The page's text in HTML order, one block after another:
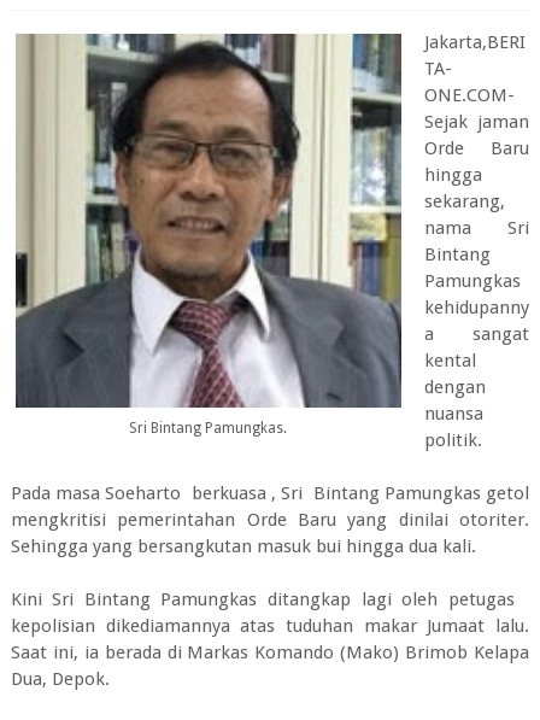
Sri Bintang Pamungkas.
Jakarta,BERI
TA-
ONE.COM-
Sejak jaman
Orde Baru
hingga
sekarang,
nama Sri
Bintang
Pamungkas
kehidupanny
a sangat
kental
dengan
nuansa
politik.
Pada masa Soeharto berkuasa , Sri Bintang Pamungkas getol
mengkritisi pemerintahan Orde Baru yang dinilai otoriter.
Sehingga yang bersangkutan masuk bui hingga dua kali.
Kini Sri Bintang Pamungkas ditangkap lagi oleh petugas
kepolisian dikediamannya atas tuduhan makar Jumaat lalu.
Saat ini, ia berada di Markas Komando (Mako) Brimob Kelapa
Dua, Depok.